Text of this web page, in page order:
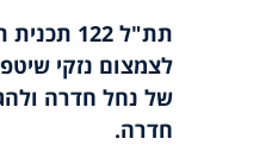
תת"ל 122 תכנית תשתית לאומית
לצמצום נזקי
של נחל חדרה
חדרה.